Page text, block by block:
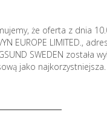
że oferta z dnia
EUROPE LIMITED.,
SWEDEN została
jako najkorzystniejsza.